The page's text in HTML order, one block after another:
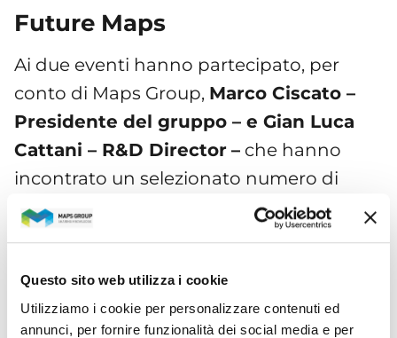
Questo sito web utilizza i cookie
Utilizziamo i cookie per personalizzare contenuti ed
annunci, per fornire funzionalità dei social media e per
Future Maps
Ai due eventi hanno partecipato, per
conto di Maps Group, Marco Ciscato –
Presidente del gruppo – e Gian Luca
Cattani – R&D Director – che hanno
incontrato un selezionato numero di
investitori professionali e istituzionali
(circa 20) in one to one a Parigi e group
Scopi degli incontri è stato quello di
presentare Maps Group come solida e